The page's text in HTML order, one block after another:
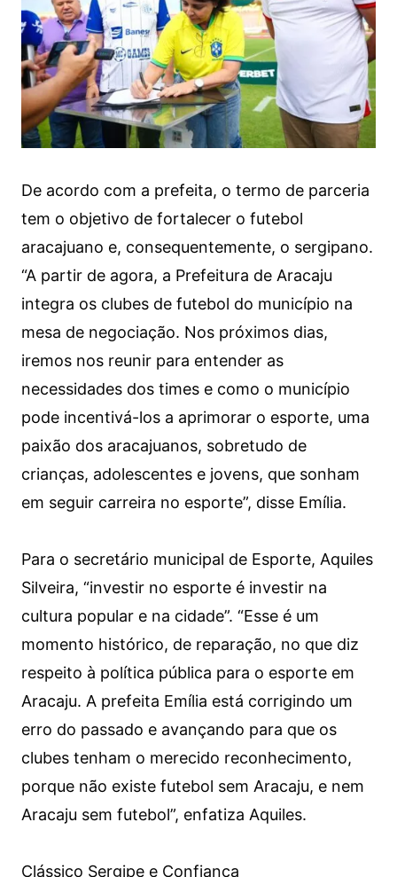
De acordo com a prefeita, o termo de parceria
tem o objetivo de fortalecer o futebol
aracajuano e, consequentemente, o sergipano.
“A partir de agora, a Prefeitura de Aracaju
integra os clubes de futebol do município na
mesa de negociação. Nos próximos dias,
iremos nos reunir para entender as
necessidades dos times e como o município
pode incentivá-los a aprimorar o esporte, uma
paixão dos aracajuanos, sobretudo de
crianças, adolescentes e jovens, que sonham
em seguir carreira no esporte”, disse Emília.
Para o secretário municipal de Esporte, Aquiles
Silveira, “investir no esporte é investir na
cultura popular e na cidade”. “Esse é um
momento histórico, de reparação, no que diz
respeito à política pública para o esporte em
Aracaju. A prefeita Emília está corrigindo um
erro do passado e avançando para que os
clubes tenham o merecido reconhecimento,
porque não existe futebol sem Aracaju, e nem
Aracaju sem futebol”, enfatiza Aquiles.
Clássico Sergipe e Confiança